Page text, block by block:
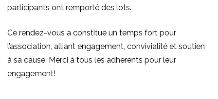
participants ont remporté des lots.
Ce rendez-vous a constitué un temps fort pour
l’association, alliant engagement, convivialité et soutien
à sa cause. Merci à tous les adherents pour leur
engagement!